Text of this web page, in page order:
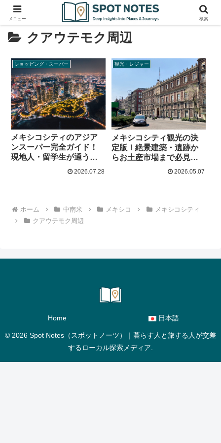
クアウテモク周辺
ショッピング・スーパー
メキシコシティのアジア
ンスーパー完全ガイド！
現地人・留学生が通う名
店5選と買い物のコツ
2026.07.28
観光・レジャー
メキシコシティ観光の決
定版！絶景建築・遺跡か
らお土産市場まで必見名
2026.05.07
ホーム 中南米 メキシコ
メキシコシティ
クアウテモク周辺
Home 日本語
© 2026 Spot Notes（スポットノーツ）｜暮らす人と旅する人が交差
するローカル探索メディア.
メニュー 検索